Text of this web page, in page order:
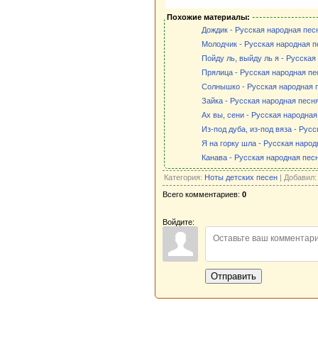
Похожие материалы:
Дождик - Русская народная
Молодчик - Русская народная
Пойду ль, выйду ль я -
Прялица - Русская народная
Солнышко - Русская народная
Зайка - Русская народная
Ах вы, сени - Русская
Из-под дуба, из-под вяза -
Я на горку шла - Русская
Канава - Русская народная
Категория: Ноты детских песен | Добавил:
Всего комментариев: 0
Войдите:
Отправить